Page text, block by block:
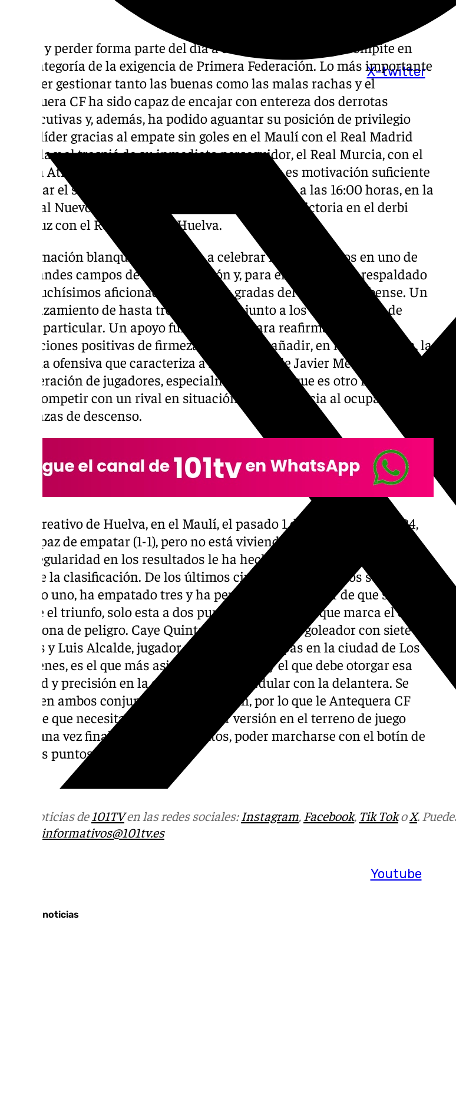
X-twitter
Youtube
Ganar y perder forma parte del día a día de un equipo que compite en
una categoría de la exigencia de Primera Federación. Lo más importante
es saber gestionar tanto las buenas como las malas rachas y el
Antequera CF ha sido capaz de encajar con entereza dos derrotas
consecutivas y, además, ha podido aguantar su posición de privilegio
como líder gracias al empate sin goles en el Maulí con el Real Madrid
Castilla y al traspié de su inmediato perseguidor, el Real Murcia, con el
Sevilla Atlético (0-2). No caer del primer puesto es motivación suficiente
para dar el siguiente paso el sábado 22 de febrero, a las 16:00 horas, en la
visita al Nuevo Colombino y reencontrarse con la victoria en el derbi
andaluz con el Recreativo de Huelva.
La formación blanquiverde aspira a celebrar los tres puntos en uno de
los grandes campos de la competición y, para ello, va a estar respaldado
por muchísimos aficionados desde las gradas del estadio onubense. Un
desplazamiento de hasta tres autobuses junto a los que lo hagan de
forma particular. Un apoyo fundamental para reafirmar esas
sensaciones positivas de firmeza defensiva y añadir, en la 25ª jornada, la
eficacia ofensiva que caracteriza a los pupilos de Javier Medina. La
recuperación de jugadores, especialmente, de ataque es otro refuerzo
para competir con un rival en situación de emergencia al ocupar una de
las plazas de descenso.
El Recreativo de Huelva, en el Maulí, el pasado 1 de diciembre de 2024,
fue capaz de empatar (1-1), pero no está viviendo una buena temporada.
La irregularidad en los resultados le ha hecho situarse en la parte más
baja de la clasificación. De los últimos cinco envites ligueros solo ha
ganado uno, ha empatado tres y ha perdido otro. A pesar de que se le
resiste el triunfo, solo esta a dos puntos del Alcorcón que marca el corte
de la zona de peligro. Caye Quintana es el máximo goleador con siete
dianas y Luis Alcalde, jugador que vivió dos etapas en la ciudad de Los
Dólmenes, es el que más asistencias reparte y el que debe otorgar esa
calidad y precisión en la conexión de la medular con la delantera. Se
conocen ambos conjuntos a la perfección, por lo que le Antequera CF
sabe de que necesita mostrar su mejor versión en el terreno de juego
para, una vez finalicen los 90 minutos, poder marcharse con el botín de
los tres puntos.
Más noticias de 101TVen las redes sociales: Instagram, Facebook, Tik TokoX.
informativos@101tv.es
Últimas noticias